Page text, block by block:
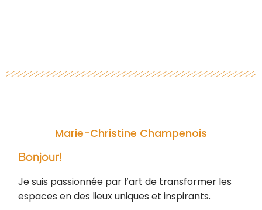
Marie-Christine Champenois
Bonjour!
Je suis passionnée par l’art de transformer les
espaces en des lieux uniques et inspirants.